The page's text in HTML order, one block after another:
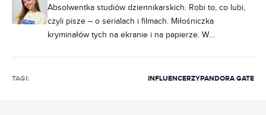
Absolwentka studiów dziennikarskich. Robi to, co lubi,
czyli pisze – o serialach i filmach. Miłośniczka
kryminałów tych na ekranie i na papierze. W
nabałaganić w słowach. Zakochana w Norwegii, dobrej,
TAGI: INFLUENCERZYPANDORA GATE